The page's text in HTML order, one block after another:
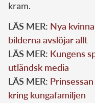
kram.
LÄS MER: Nya
bilderna avslöjar allt
LÄS MER: Kungens
utländsk media
LÄS MER:
kring kungafamiljen